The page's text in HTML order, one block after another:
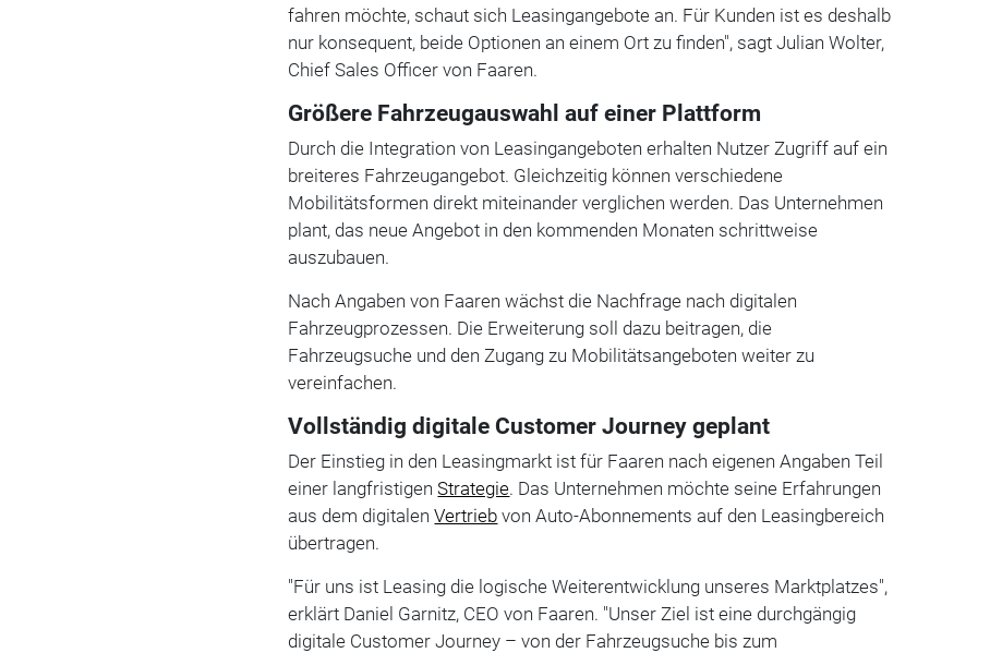
fahren möchte, schaut sich Leasingangebote an. Für Kunden ist es deshalb
nur konsequent, beide Optionen an einem Ort zu finden", sagt Julian Wolter,
Chief Sales Officer von Faaren.
Größere Fahrzeugauswahl auf einer Plattform
Durch die Integration von Leasingangeboten erhalten Nutzer Zugriff auf ein
breiteres Fahrzeugangebot. Gleichzeitig können verschiedene
Mobilitätsformen direkt miteinander verglichen werden. Das Unternehmen
plant, das neue Angebot in den kommenden Monaten schrittweise
auszubauen.
Nach Angaben von Faaren wächst die Nachfrage nach digitalen
Fahrzeugprozessen. Die Erweiterung soll dazu beitragen, die
Fahrzeugsuche und den Zugang zu Mobilitätsangeboten weiter zu
vereinfachen.
Vollständig digitale Customer Journey geplant
Der Einstieg in den Leasingmarkt ist für Faaren nach eigenen Angaben Teil
einer langfristigenStrategie. Das Unternehmen möchte seine Erfahrungen
aus dem digitalenVertrieb von Auto-Abonnements auf den Leasingbereich
übertragen.
"Für uns ist Leasing die logische Weiterentwicklung unseres Marktplatzes",
erklärt Daniel Garnitz, CEO von Faaren. "Unser Ziel ist eine durchgängig
digitale Customer Journey – von der Fahrzeugsuche bis zum